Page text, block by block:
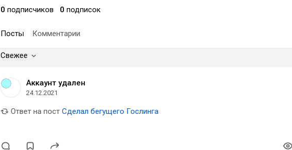
0 подписчиков 0 подписок
Посты Комментарии
Свежее
Аккаунт удален
24.12.2021
Ответ на пост Сделал бегущего Гослинга